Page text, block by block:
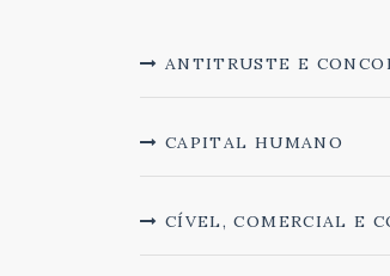
ANTITRUSTE E
CAPITAL HUMANO
CÍVEL, COMERCIAL E